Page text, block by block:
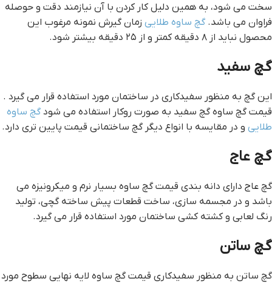
سخت می شود، به همین دلیل کار کردن با آن نیازمند دقت و حوصله
فراوان می باشد.گچ ساوه طلایی زمان گیرش نمونه مرغوب این
محصول نباید از ۸ دقیقه کمتر و از ۲۵ دقیقه بیشتر شود.
گچ سفید
این گچ به منظور سفیدکاری در ساختمان مورد استفاده قرار می گیرد .
قيمت گچ ساوه گچ سفید به صورت روکار استفاده می شودگچ ساوه
طلایی و در مقایسه با انواع دیگر گچ ساختمانی قیمت پایین تری دارد.
گچ عاج
گچ عاج دارای دانه بندی قيمت گچ ساوه بسیار نرم و میکرونیزه می
باشد و در مجسمه سازی، ساخت قطعات پیش ساخته گچی، تولید
رنگ لعابی و کشته کشی ساختمان مورد استفاده قرار می گیرد.
گچ ساتن
گچ ساتن به منظور سفیدکاری قيمت گچ ساوه لایه نهایی سطوح مورد